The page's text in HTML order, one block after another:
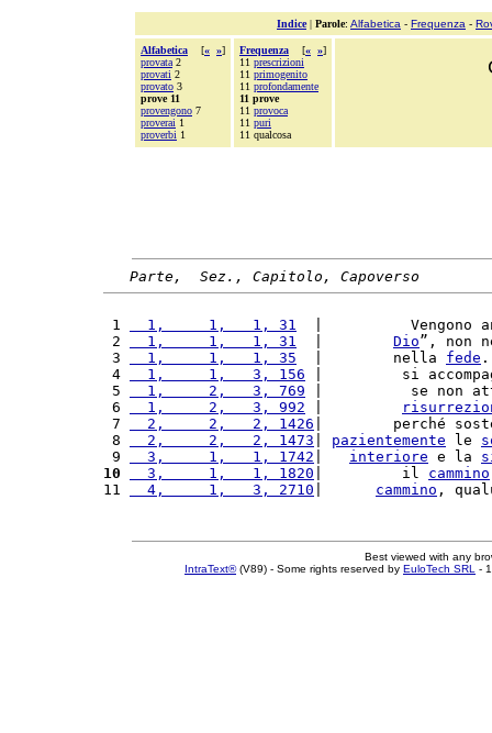
Indice| Parole: Alfabetica - Frequenza -
Alfabetica [« »]
provata 2
provati 2
provato 3
prove 11
provengono 7
proverai 1
proverbi 1
Frequenza [« »]
11 prescrizioni
11 primogenito
11 profondamente
11 prove
11 provoca
11 puri
11 qualcosa
Parte,  Sez., Capitolo, Capoverso
1
  1,     1,   1, 31
|          Vengono
2
  1,     1,   1, 31
Dio”, non
3
  1,     1,   1, 35
  |        nella
fede
4
  1,     1,   3, 156
|         si
5
  1,     2,   3, 769
|          se non
6
  1,     2,   3, 992
7
  2,     2,   2, 1426
|        perché
8
  2,     2,   2, 1473
pazientemente le
9
  3,     1,   1, 1742
interiore e la
10
  3,     1,   1, 1820
|         il cammino
11
  4,     1,   3, 2710
cammino ,
Best viewed with any
IntraText®(V89) - Some rights reserved by EuloTech SRL -